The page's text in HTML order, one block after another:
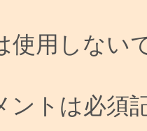
使用しない
ントは必須